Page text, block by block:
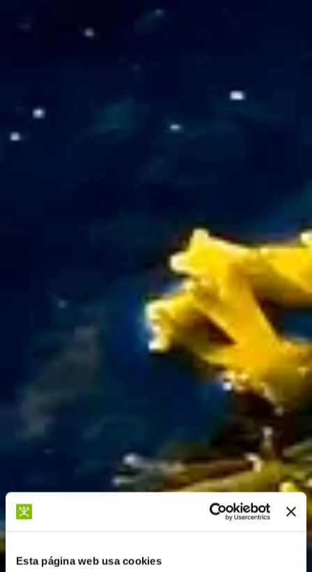
Esta página web usa cookies